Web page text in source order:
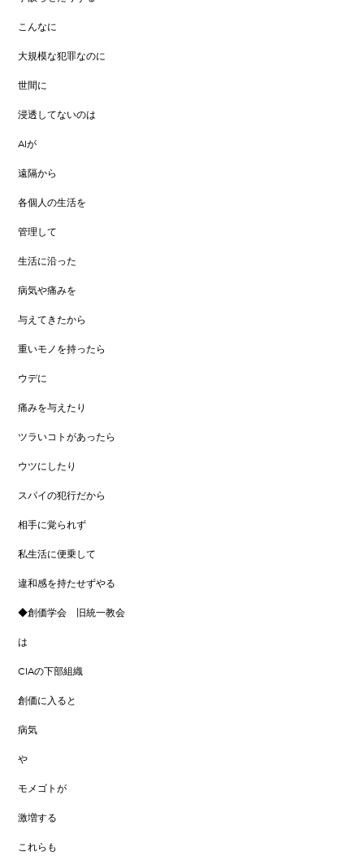
こんなに
大規模な犯罪なのに
世間に
浸透してないのは
AIが
遠隔から
各個人の生活を
管理して
生活に沿った
病気や痛みを
与えてきたから
重いモノを持ったら
ウデに
痛みを与えたり
ツラいコトがあったら
ウツにしたり
スパイの犯行だから
相手に覚られず
私生活に便乗して
違和感を持たせずやる
◆創価学会 旧統一教会
は
CIAの下部組織
創価に入ると
病気
や
モメゴトが
激増する
これらも